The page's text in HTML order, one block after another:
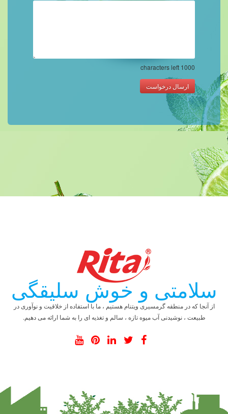
1000
ارسال درخواست
سلامتی و خوش سلیقگی
از آنجا که در منطقه گرمسیری ویتنام هستیم ، ما با استفاده از خلاقیت و نوآوری در
طبیعت ، نوشیدنی آب میوه تازه ، سالم و تغذیه ای را به شما ارائه می دهیم.